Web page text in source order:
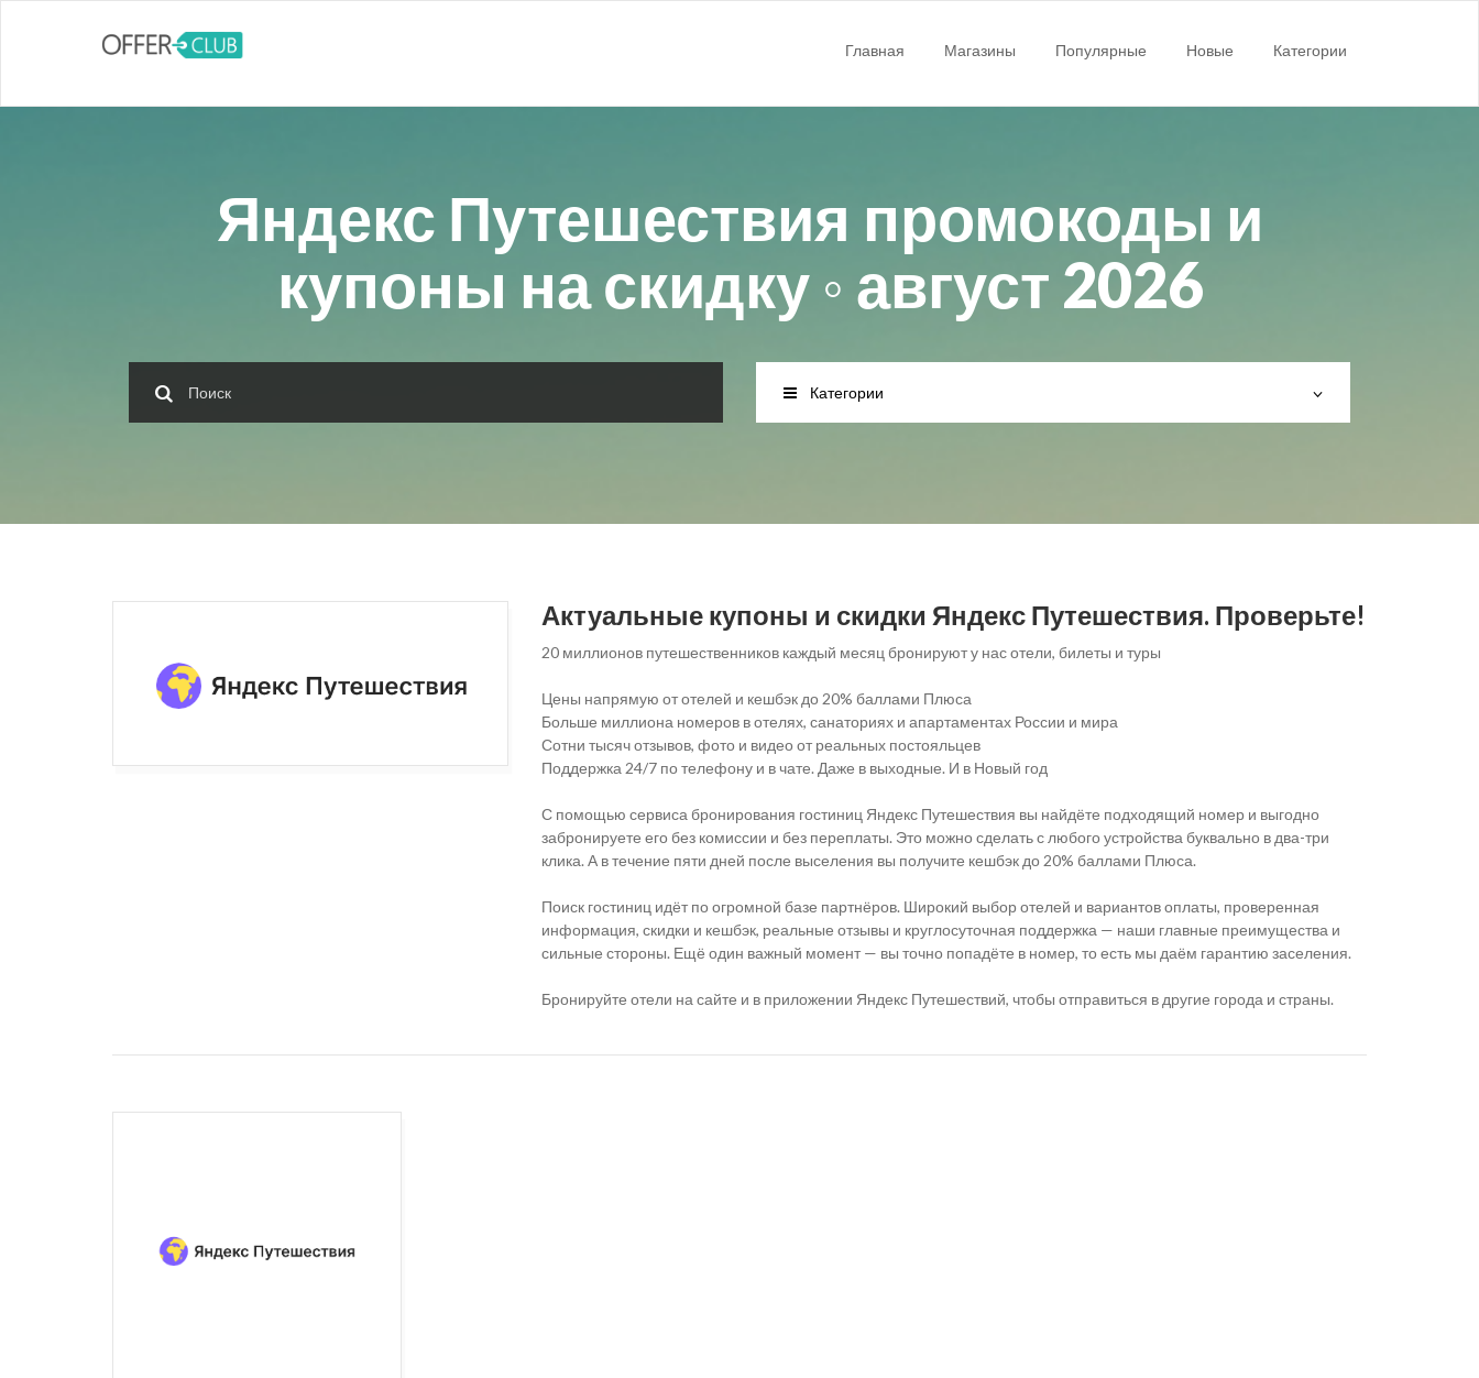
Главная Магазины Популярные Новые Категории
Яндекс Путешествия промокоды и
купоны на скидку ◦ август 2026
Категории
Актуальные купоны и скидки Яндекс Путешествия. Проверьте!
20 миллионов путешественников каждый месяц бронируют у нас отели, билеты и туры
Цены напрямую от отелей и кешбэк до 20% баллами Плюса
Больше миллиона номеров в отелях, санаториях и апартаментах России и мира
Сотни тысяч отзывов, фото и видео от реальных постояльцев
Поддержка 24/7 по телефону и в чате. Даже в выходные. И в Новый год
С помощью сервиса бронирования гостиниц Яндекс Путешествия вы найдёте подходящий номер и выгодно
забронируете его без комиссии и без переплаты. Это можно сделать с любого устройства буквально в два-три
клика. А в течение пяти дней после выселения вы получите кешбэк до 20% баллами Плюса.
Поиск гостиниц идёт по огромной базе партнёров. Широкий выбор отелей и вариантов оплаты, проверенная
информация, скидки и кешбэк, реальные отзывы и круглосуточная поддержка — наши главные преимущества и
сильные стороны. Ещё один важный момент — вы точно попадёте в номер, то есть мы даём гарантию заселения.
Бронируйте отели на сайте и в приложении Яндекс Путешествий, чтобы отправиться в другие города и страны.